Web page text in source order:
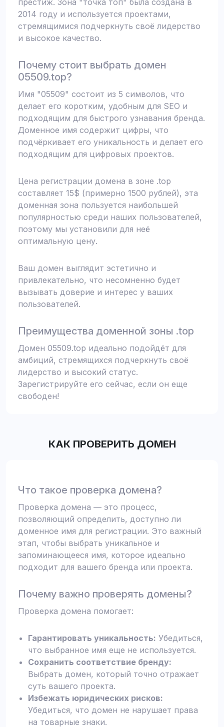
престиж. Зона "точка топ" была создана в
2014 году и используется проектами,
стремящимися подчеркнуть своё лидерство
и высокое качество.
Почему стоит выбрать домен
05509.top?
Имя "05509" состоит из 5 символов, что
делает его коротким, удобным для SEO и
подходящим для быстрого узнавания бренда.
Доменное имя содержит цифры, что
подчёркивает его уникальность и делает его
подходящим для цифровых проектов.
Цена регистрации домена в зоне .top
составляет 15$ (примерно 1500 рублей), эта
доменная зона пользуется наибольшей
популярностью среди наших пользователей,
поэтому мы установили для неё
оптимальную цену.
Ваш домен выглядит эстетично и
привлекательно, что несомненно будет
вызывать доверие и интерес у ваших
пользователей.
Преимущества доменной зоны .top
Домен 05509.top идеально подойдёт для
амбиций, стремящихся подчеркнуть своё
лидерство и высокий статус.
Зарегистрируйте его сейчас, если он еще
свободен!
КАК ПРОВЕРИТЬ ДОМЕН
Что такое проверка домена?
Проверка домена — это процесс,
позволяющий определить, доступно ли
доменное имя для регистрации. Это важный
этап, чтобы выбрать уникальное и
запоминающееся имя, которое идеально
подходит для вашего бренда или проекта.
Почему важно проверять домены?
Проверка домена помогает:
Гарантировать уникальность: Убедиться,
что выбранное имя еще не используется.
Сохранить соответствие бренду:
Выбрать домен, который точно отражает
суть вашего проекта.
Избежать юридических рисков:
Убедиться, что домен не нарушает права
на товарные знаки.